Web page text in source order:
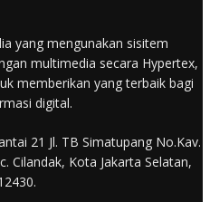
yang mengunakan sisitem
multimedia secara Hypertex,
memberikan yang terbaik bagi
digital.
21 Jl. TB Simatupang No.Kav.
Cilandak, Kota Jakarta Selatan,